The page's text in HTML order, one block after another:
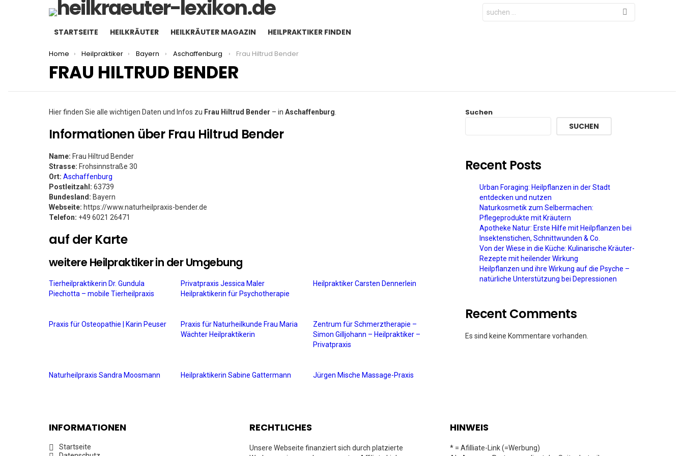
Search
for:
STARTSEITE HEILKRÄUTER HEILKRÄUTER MAGAZIN HEILPRAKTIKER FINDEN
You are here:
Home Heilpraktiker Bayern Aschaffenburg Frau Hiltrud Bender
FRAU HILTRUD BENDER
Hier finden Sie alle wichtigen Daten und Infos zu Frau Hiltrud Bender – in Aschaffenburg
Informationen über Frau Hiltrud Bender
Name: Frau Hiltrud Bender
Strasse: Frohsinnstraße 30
Ort: Aschaffenburg
Postleitzahl: 63739
Bundesland: Bayern
Webseite: https://www.naturheilpraxis-bender.de
Telefon: +49 6021 26471
auf der Karte
weitere Heilpraktiker in der Umgebung
Tierheilpraktikerin Dr. Gundula
Piechotta – mobile Tierheilpraxis
Privatpraxis Jessica Maler
Heilpraktikerin für Psychotherapie
Heilpraktiker Carsten Dennerlein
Praxis für Osteopathie | Karin Peuser
Praxis für Naturheilkunde Frau Maria
Wächter Heilpraktikerin
Zentrum für Schmerztherapie –
Simon Gilljohann – Heilpraktiker –
Privatpraxis
Naturheilpraxis Sandra Moosmann Heilpraktikerin Sabine Gattermann Jürgen Mische Massage-Praxis
Suchen
SUCHEN
Recent Posts
Urban Foraging: Heilpflanzen in der Stadt
entdecken und nutzen
Naturkosmetik zum Selbermachen:
Pflegeprodukte mit Kräutern
Apotheke Natur: Erste Hilfe mit Heilpflanzen bei
Insektenstichen, Schnittwunden & Co.
Von der Wiese in die Küche: Kulinarische Kräuter-
Rezepte mit heilender Wirkung
Heilpflanzen und ihre Wirkung auf die Psyche –
natürliche Unterstützung bei Depressionen
Recent Comments
Es sind keine Kommentare vorhanden.
INFORMATIONEN
Startseite
RECHTLICHES
Unsere Webseite finanziert sich durch platzierte
HINWEIS
* = Afilliate-Link (=Werbung)